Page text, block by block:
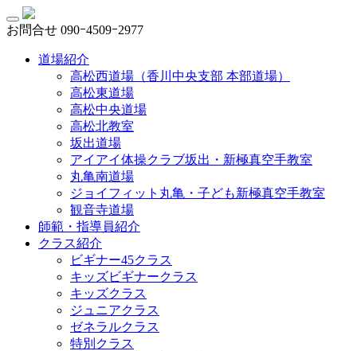
お問合せ 090ｰ4509ｰ2977
道場紹介
高松西道場（香川中央支部 本部道場）
高松東道場
高松中央道場
高松北教室
坂出道場
アイアイ体操クラブ坂出・新極真空手教室
丸亀南道場
ジョイフィット丸亀・子ども新極真空手教室
観音寺道場
師範・指導員紹介
クラス紹介
ビギナー45クラス
キッズビギナークラス
キッズクラス
ジュニアクラス
ゼネラルクラス
特別クラス